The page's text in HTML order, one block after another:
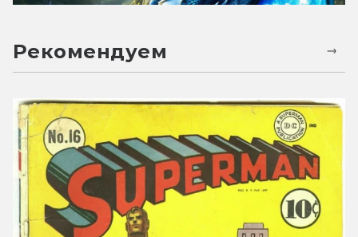
Рекомендуем